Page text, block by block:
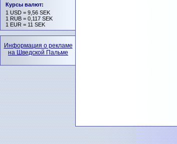
Курсы валют:
1 USD = 9,56 SEK
1 RUB = 0,117 SEK
1 EUR = 11 SEK
Информация о рекламе
на Шведской Пальме